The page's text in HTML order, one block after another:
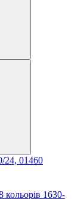
24, 01460